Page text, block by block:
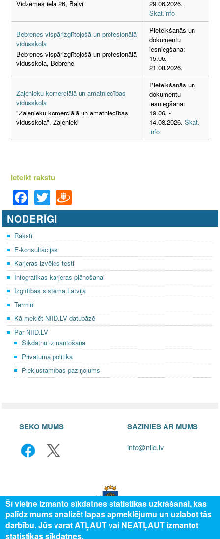
Vidzemes iela 26, Balvi
29.06.2026.
Skat.info
Bebrenes vispārizglītojošā un profesionālā
vidusskola
Bebrenes vispārizglītojošā un profesionālā
vidusskola, Bebrene
Pieteikšanās un
dokumentu
iesniegšana:
15.06. -
21.08.2026.
Zaļenieku komerciālā un amatniecības
vidusskola
"Zaļenieku komerciālā un amatniecības
vidusskola", Zaļenieki
Pieteikšanās un
dokumentu
iesniegšana:
19.06. -
14.08.2026. Skat.
info
Ieteikt rakstu
F
a
c
e
b
o
o
k
T
wi
tt
er
ra
u
gi
e
m
NODERĪGI
Raksti
E-konsultācijas
Karjeras izvēles testi
Infografikas karjeras plānošanai
Izglītības sistēma Latvijā
Termini
Kā meklēt NIID.LV datubāzē
Par NIID.LV
Sīkdatņu izmantošana
Privātuma politika
Piekļūstamības paziņojums
SEKO MUMS SAZINIES AR MUMS
info@niid.lv
Šī vietne izmanto sīkdatnes statistikas uzkrāšanai, kas
palīdz mums analizēt lapas apmeklējumu un uzlabot tās
darbību. Jūs varat ATĻAUT vai NEATĻAUT izmantot
statistikas sīkdatnes.